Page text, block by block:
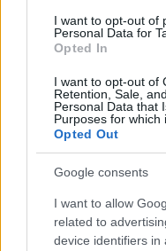
I want to opt-out of
Personal Data for
Opted In
I want to opt-out of
Retention, Sale,
Personal Data that
Purposes for which
Opted Out
Google consents
I want to allow
related to
device identifiers in
13.12.2022 22:58